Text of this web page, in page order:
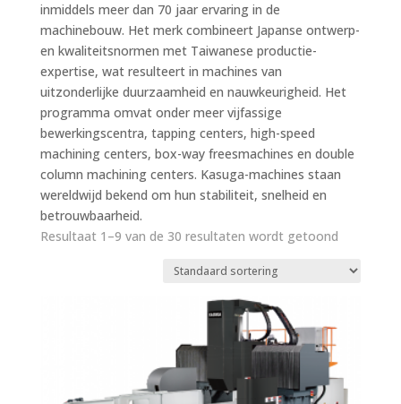
inmiddels meer dan 70 jaar ervaring in de
machinebouw. Het merk combineert Japanse ontwerp-
en kwaliteitsnormen met Taiwanese productie-
expertise, wat resulteert in machines van
uitzonderlijke duurzaamheid en nauwkeurigheid. Het
programma omvat onder meer vijfassige
bewerkingscentra, tapping centers, high-speed
machining centers, box-way freesmachines en double
column machining centers. Kasuga-machines staan
wereldwijd bekend om hun stabiliteit, snelheid en
betrouwbaarheid.
Resultaat 1–9 van de 30 resultaten wordt getoond